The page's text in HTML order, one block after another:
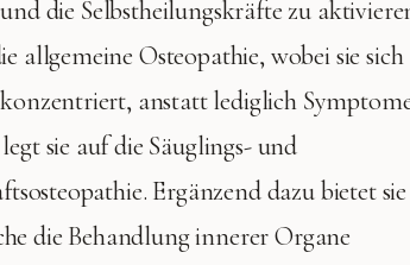
die Selbstheilungskräfte zu
allgemeine Osteopathie, wobei sie sich
anstatt lediglich
sie auf die Säuglings- und
Ergänzend dazu bietet sie
die Behandlung innerer Organe